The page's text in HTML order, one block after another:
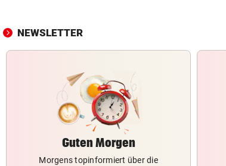
NEWSLETTER
Guten Morgen
Morgens topinformiert über die